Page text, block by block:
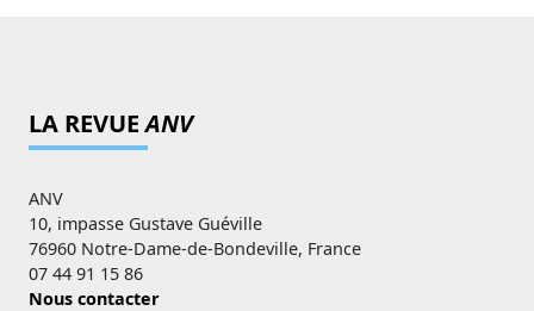
LA REVUEANV
ANV
10, impasse Gustave Guéville
76960 Notre-Dame-de-Bondeville, France
07 44 91 15 86
Nous contacter